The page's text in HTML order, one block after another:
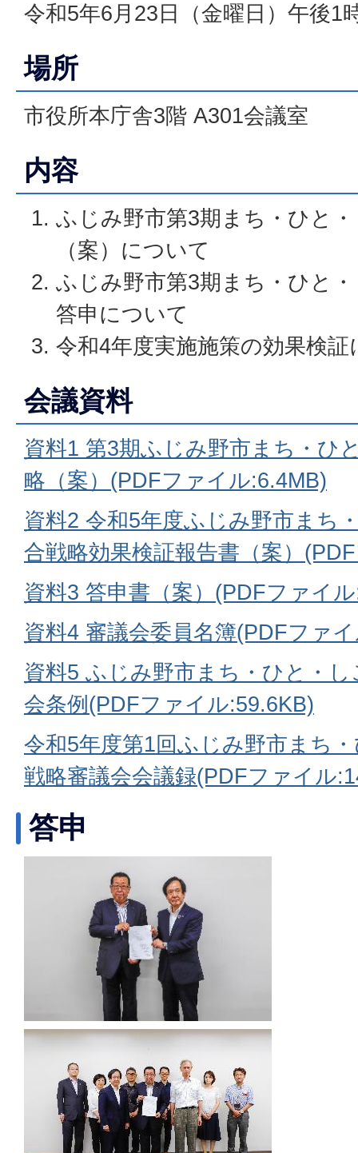
令和5年6月23日（金曜日）午後1
場所
市役所本庁舎3階 A301会議室
内容
ふじみ野市第3期まち・ひと
（案）について
ふじみ野市第3期まち・ひと
答申について
令和4年度実施施策の効果検証
会議資料
資料1 第3期ふじみ野市まち・ひ
略（案）(PDFファイル:6.4MB)
資料2 令和5年度ふじみ野市まち
合戦略効果検証報告書（案）
資料3 答申書（案）(PDFファイ
資料4 審議会委員名簿(PDFファ
資料5 ふじみ野市まち・ひと・
会条例(PDFファイル:59.6KB)
令和5年度第1回ふじみ野市まち
戦略審議会会議録(PDFファイル
答申